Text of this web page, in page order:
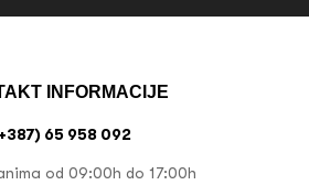
INFORMACIJE
65 958 092
od 09:00h do 17:00h